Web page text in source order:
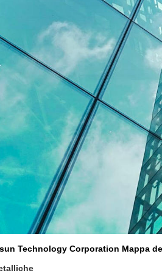
Technology Corporation Mappa